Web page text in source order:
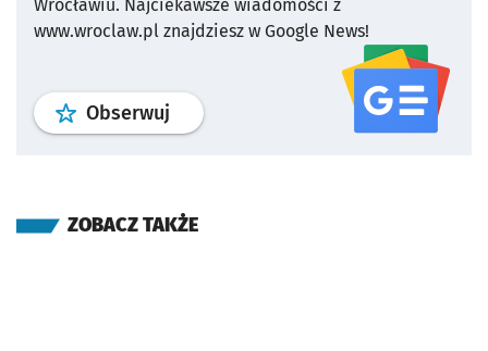
Wrocławiu. Najciekawsze wiadomości z
www.wroclaw.pl znajdziesz w Google News!
Obserwuj profil serwisu
ZOBACZ TAKŻE